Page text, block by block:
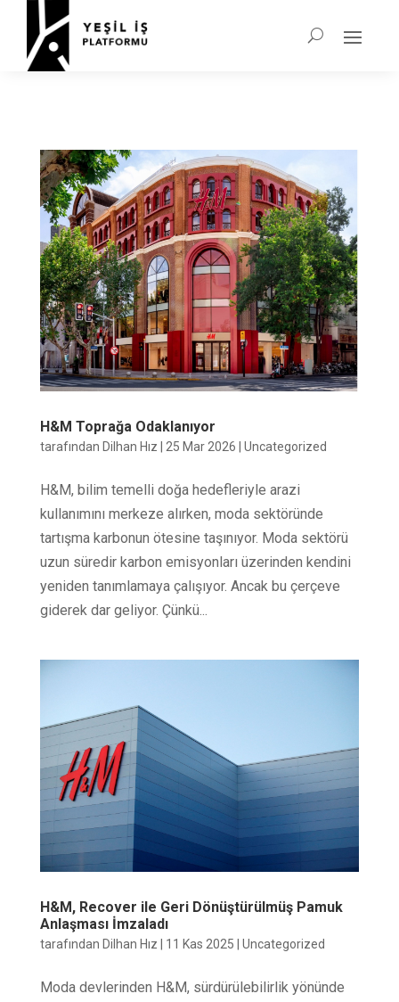
H&M Toprağa Odaklanıyor
tarafından Dilhan Hız | 25 Mar 2026 | Uncategorized
H&M, bilim temelli doğa hedefleriyle arazi
kullanımını merkeze alırken, moda sektöründe
tartışma karbonun ötesine taşınıyor. Moda sektörü
uzun süredir karbon emisyonları üzerinden kendini
yeniden tanımlamaya çalışıyor. Ancak bu çerçeve
giderek dar geliyor. Çünkü...
H&M, Recover ile Geri Dönüştürülmüş Pamuk
Anlaşması İmzaladı
tarafından Dilhan Hız 11 Kas 2025 Uncategorized
Moda devlerinden H&M, sürdürülebilirlik yönünde